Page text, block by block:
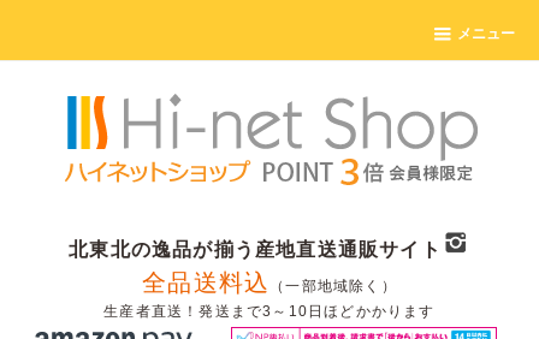
メニュー
北東北の逸品が揃う産地直送通販サイト
全品送料込
（一部地域除く）
生産者直送！発送まで3～10日ほどかかります